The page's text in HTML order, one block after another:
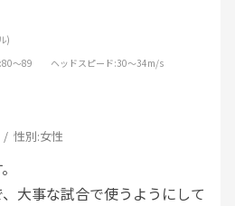
)
:80～89 ヘッドスピード:30～34m/s
性別:女性
大事な試合で使うようにして